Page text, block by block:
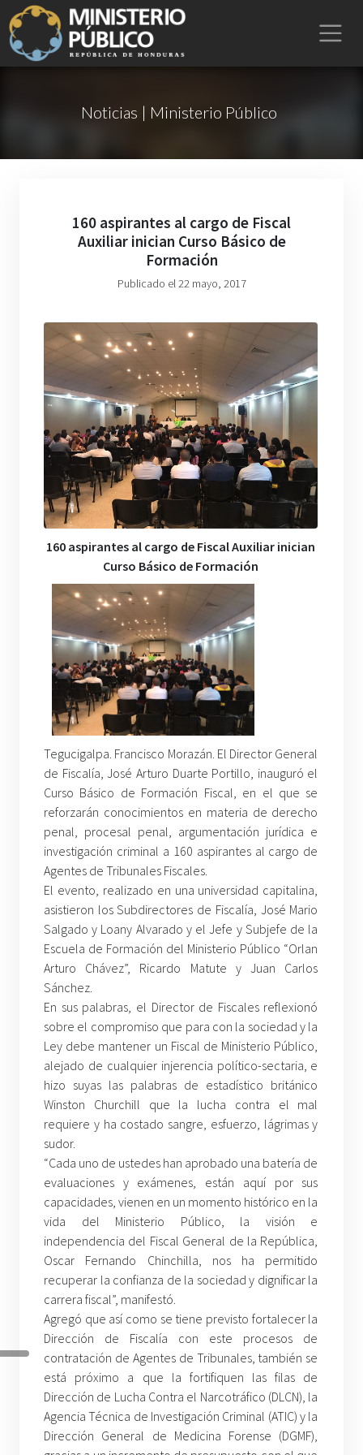
Noticias | Ministerio Público
160 aspirantes al cargo de Fiscal
Auxiliar inician Curso Básico de
Formación
Publicado el 22 mayo, 2017
160 aspirantes al cargo de Fiscal Auxiliar inician
Curso Básico de Formación
Tegucigalpa. Francisco Morazán. El Director General
de Fiscalía, José Arturo Duarte Portillo, inauguró el
Curso Básico de Formación Fiscal, en el que se
reforzarán conocimientos en materia de derecho
penal, procesal penal, argumentación jurídica e
investigación criminal a 160 aspirantes al cargo de
Agentes de Tribunales Fiscales.
El evento, realizado en una universidad capitalina,
asistieron los Subdirectores de Fiscalía, José Mario
Salgado y Loany Alvarado y el Jefe y Subjefe de la
Escuela de Formación del Ministerio Público “Orlan
Arturo Chávez”, Ricardo Matute y Juan Carlos
Sánchez.
En sus palabras, el Director de Fiscales reflexionó
sobre el compromiso que para con la sociedad y la
Ley debe mantener un Fiscal de Ministerio Público,
alejado de cualquier injerencia político-sectaria, e
hizo suyas las palabras de estadístico británico
Winston Churchill que la lucha contra el mal
requiere y ha costado sangre, esfuerzo, lágrimas y
sudor.
“Cada uno de ustedes han aprobado una batería de
evaluaciones y exámenes, están aquí por sus
capacidades, vienen en un momento histórico en la
vida del Ministerio Público, la visión e
independencia del Fiscal General de la República,
Oscar Fernando Chinchilla, nos ha permitido
recuperar la confianza de la sociedad y dignificar la
carrera fiscal”, manifestó.
Agregó que así como se tiene previsto fortalecer la
Dirección de Fiscalía con este procesos de
contratación de Agentes de Tribunales, también se
está próximo a que la fortifiquen las filas de
Dirección de Lucha Contra el Narcotráfico (DLCN), la
Agencia Técnica de Investigación Criminal (ATIC) y la
Dirección General de Medicina Forense (DGMF),